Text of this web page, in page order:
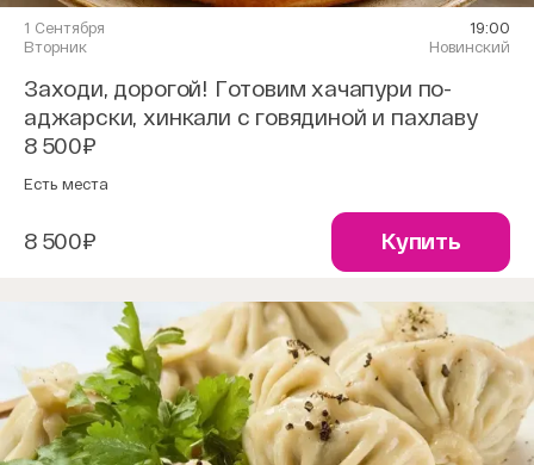
1 Сентября
Вторник
19:00
Новинский
Заходи, дорогой! Готовим хачапури по-
аджарски, хинкали с говядиной и пахлаву
8 500₽
Есть места
8 500₽ Купить